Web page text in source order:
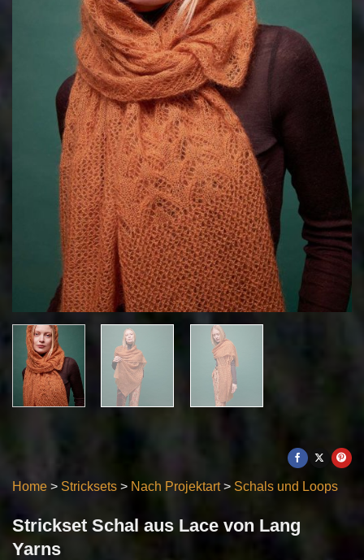
Home > Stricksets > Nach Projektart> Schals und Loops
Strickset Schal aus Lace von Lang
Yarns